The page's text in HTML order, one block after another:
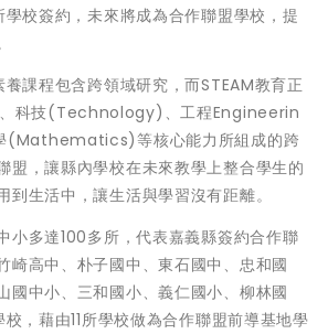
學校簽約，未來將成為合作聯盟學校，提
課程包含跨領域研究，而STEAM教育正
科技(Technology)、工程Engineerin
等核心能力所組成的跨
盟，讓縣內學校在未來教學上整合學生的
到生活中，讓生活與學習沒有距離。
小多達100多所，代表嘉義縣簽約合作聯
崎高中、朴子國中、東石國中、忠和國
國中小、三和國小、義仁國小、柳林國
校，藉由11所學校做為合作聯盟前導基地學